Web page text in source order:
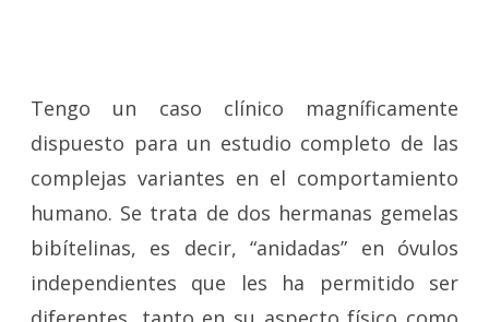
Tengo un caso clínico magníficamente
dispuesto para un estudio completo de las
complejas variantes en el comportamiento
humano. Se trata de dos hermanas gemelas
bibítelinas, es decir, “anidadas” en óvulos
independientes que les ha permitido ser